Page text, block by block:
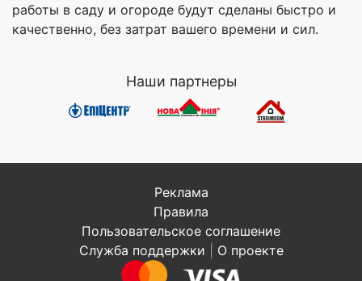
работы в саду и огороде будут сделаны быстро и
качественно, без затрат вашего времени и сил.
Наши партнеры
Реклама
Правила
Пользовательское соглашение
Служба поддержки
О проекте